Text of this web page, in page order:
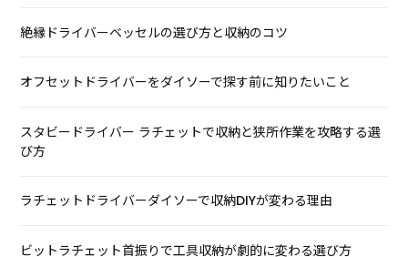
絶縁ドライバーベッセルの選び方と収納のコツ
オフセットドライバーをダイソーで探す前に知りたいこと
スタビードライバー ラチェットで収納と狭所作業を攻略する選
び方
ラチェットドライバーダイソーで収納DIYが変わる理由
ビットラチェット首振りで工具収納が劇的に変わる選び方